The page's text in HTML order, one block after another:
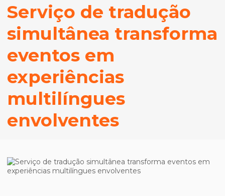
Serviço de tradução
simultânea transforma
eventos em
experiências
multilíngues
envolventes